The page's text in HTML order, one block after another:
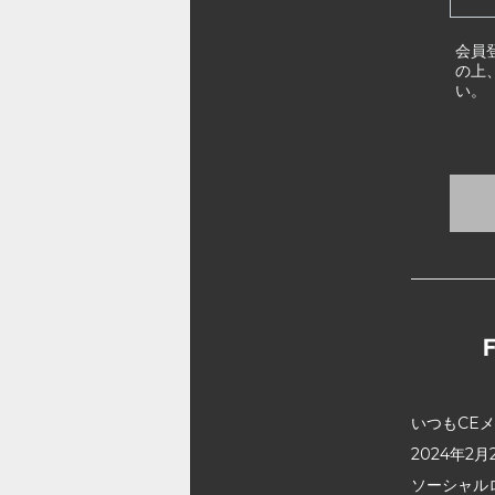
会員
の上
い。
いつもCE
2024年2月
ソーシャ